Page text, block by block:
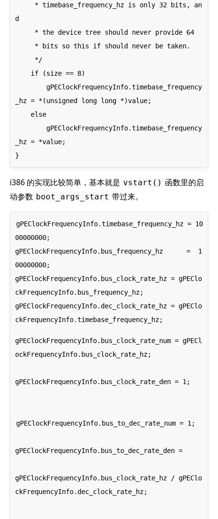
d
_hz = *(unsigned long long *)value;
_hz = *value;
i386 的实现比较简单，基本就是 vstart() 函数里的启
动参数 boot_args_start 带过来。
gPEClockFrequencyInfo.timebase_frequency_hz = 10
00000000;
gPEClockFrequencyInfo.bus_frequency_hz      =  1
00000000;
gPEClockFrequencyInfo.bus_clock_rate_hz = gPEClo
ckFrequencyInfo.bus_frequency_hz;
gPEClockFrequencyInfo.dec_clock_rate_hz = gPEClo
gPEClockFrequencyInfo.bus_clock_rate_num = gPECl
ockFrequencyInfo.bus_clock_rate_hz;
gPEClockFrequencyInfo.bus_clock_rate_den = 1;
gPEClockFrequencyInfo.bus_to_dec_rate_num = 1;
gPEClockFrequencyInfo.bus_to_dec_rate_den =
gPEClockFrequencyInfo.bus_clock_rate_hz / gPEClo
ckFrequencyInfo.dec_clock_rate_hz;